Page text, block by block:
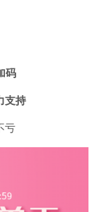
码
支持
亏